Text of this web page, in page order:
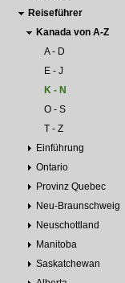
Reiseführer
Kanada von A-Z
A - D
E - J
K - N
O - S
T - Z
Einführung
Ontario
Provinz Quebec
Neu-Braunschweig
Neuschottland
Manitoba
Saskatchewan